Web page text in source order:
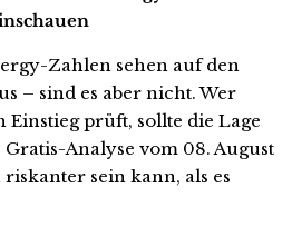
Zahlen sehen auf den
– sind es aber nicht. Wer
Einstieg prüft, sollte die Lage
Analyse vom 08. August
sein kann, als es